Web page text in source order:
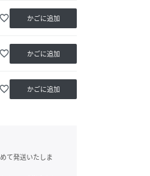
favorite_border かごに追加
favorite_border かごに追加
favorite_border かごに追加
て発送いたしま